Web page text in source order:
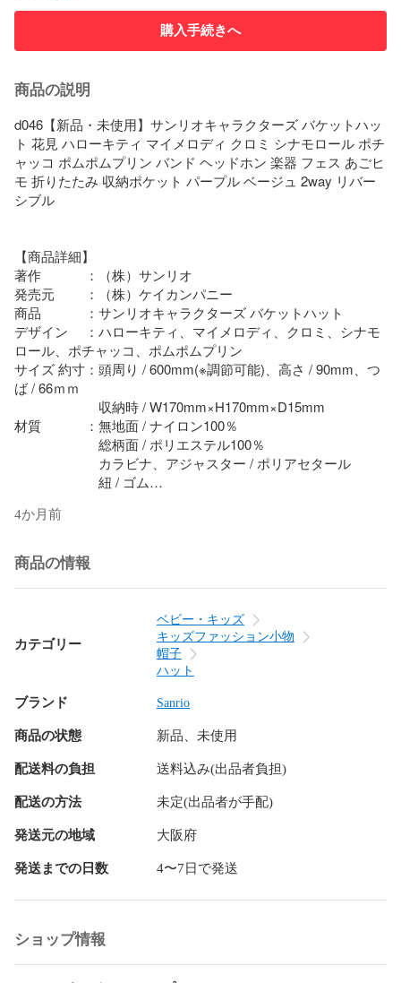
購入手続きへ
商品の説明
d046【新品・未使用】サンリオキャラクターズ バケットハッ
ト 花見 ハローキティ マイメロディ クロミ シナモロール ポチ
ャッコ ポムポムプリン バンド ヘッドホン 楽器 フェス あごヒ
モ 折りたたみ 収納ポケット パープル ベージュ 2way リバー
シブル
【商品詳細】
著作　　　 ：（株）サンリオ
発売元　　 ：（株）ケイカンパニー
商品　　　 ：サンリオキャラクターズ バケットハット
デザイン　 ：ハローキティ、マイメロディ、クロミ、シナモ
ロール、ポチャッコ、ポムポムプリン
サイズ 約寸：頭周り / 600mm(※調節可能)、高さ / 90mm、つ
ば / 66ｍｍ
収納時 / W170mm×H170mm×D15mm
材質　　　 ：無地面 / ナイロン100％
総柄面 / ポリエステル100％
カラビナ、アジャスター / ポリアセタール
紐 / ゴム
ケットハット(^^)/
★かわいいデザイン柄とシンプルなベージュをリバーシブル
で使い分けできる◎
★花見やアウトドアシーンでの日除け・紫外線対策として幅
★便利なサイズ調節可能アジャスター付き(/・ω・)/
【商品状態】
●新品・未使用品となり、画像に写っている物が全てになりま
す。
●新品・未使用品となりますが、付属の箱や袋には傷や箱潰れ
がある場合がございます。
●素人の採寸の為、多少の誤差はご容赦ください。
す。
●ノークレーム・ノーリターン・ノーキャンセルとなります。
  返品、交換はしておりませんのでご了承できる方のみのお取
り引きでお願いいたします。
が、
  撮影状態やカメラの性質などにより、実物の色調との相違が
ある場合があります。
4か月前
商品の情報
カテゴリー
ベビー・キッズ
キッズファッション小物
帽子
ハット
ブランド Sanrio
商品の状態 新品、未使用
配送料の負担 送料込み(出品者負担)
配送の方法 未定(出品者が手配)
発送元の地域 大阪府
発送までの日数 4〜7日で発送
ショップ情報